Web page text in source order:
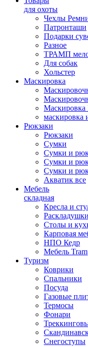
для охоты
Чехлы
Патронташи
Подарки
Разное
ТРАМП
Для собак
Хольстер
Маскировка
Маскировка
маскировка
Рюкзаки
Рюкзаки
Сумки
Сумки и
Сумки и
Сумки и
Акватик все
Мебель
складная
Кресла и
Раскладушки
Столы и
Карповая
НПО Кедр
Мебель
Туризм
Коврики
Спальники
Посуда
Газовые
Термосы
Фонари
Снегоступы